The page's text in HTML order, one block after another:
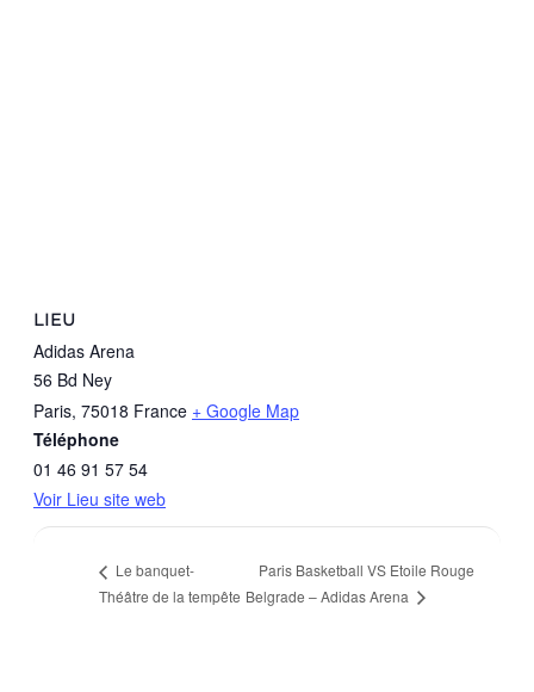
LIEU
Adidas Arena
56 Bd Ney
Paris, 75018 France + Google Map
Téléphone
01 46 91 57 54
Voir Lieu site web
Le banquet-
Théâtre de la tempête
Paris Basketball VS Etoile Rouge
Belgrade – Adidas Arena